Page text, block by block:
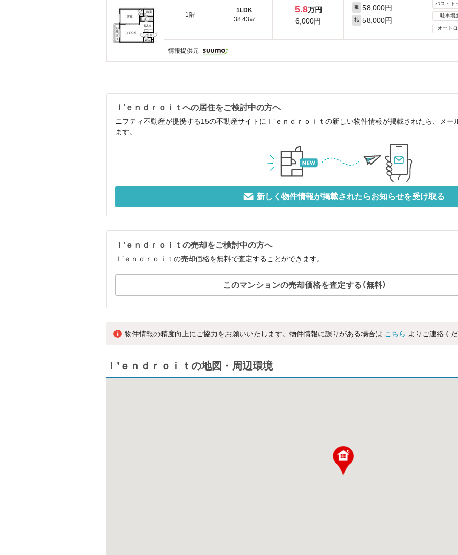
1階
1LDK
38.43㎡
5.8万円
6,000円
敷 58,000円
礼 58,000円
バス・ト
駐車場
オート
情報提供元
ｌ’ｅｎｄｒｏｉｔへの居住をご検討中の方へ
ニフティ不動産が提携する15の不動産サイトにｌ’ｅｎｄｒｏｉｔの新しい物件情報が掲載されたら、メ
ます。
新しく物件情報が掲載されたらお知らせを受け取る
ｌ’ｅｎｄｒｏｉｔの売却をご検討中の方へ
ｌ’ｅｎｄｒｏｉｔの売却価格を無料で査定することができます。
このマンションの売却価格を査定する（無料）
物件情報の精度向上にご協力をお願いいたします。物件情報に誤りがある場合は こちら よりご連絡く
ｌ’ｅｎｄｒｏｉｔの地図・周辺環境